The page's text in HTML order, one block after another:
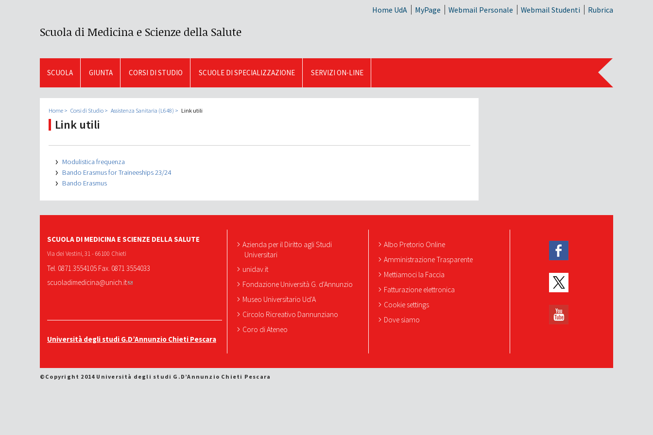
Scuola di Medicina e Scienze della Salute
Home UdA MyPage Webmail Personale Webmail Studenti Rubrica
SCUOLA GIUNTA CORSI DI STUDIO SCUOLE DI SPECIALIZZAZIONE SERVIZI ON-LINE
Home Corsi di Studio Assistenza Sanitaria (L648) Link utili
Link utili
Modulistica frequenza
Bando Erasmus for Traineeships 23/24
Bando Erasmus
SCUOLA DI MEDICINA E SCIENZE DELLA SALUTE
Via dei Vestini, 31 - 66100 Chieti
Tel. 0871.3554105 Fax. 0871 3554033
scuoladimedicina@unich.it
Università degli studi G.D’Annunzio Chieti Pescara
Azienda per il Diritto agli Studi
Universitari
unidav.it
Fondazione Università G. d'Annunzio
Museo Universitario Ud'A
Circolo Ricreativo Dannunziano
Coro di Ateneo
Albo Pretorio Online
Amministrazione Trasparente
Mettiamoci la Faccia
Fatturazione elettronica
Cookie settings
Dove siamo
©Copyright 2014 Università degli studi G.D’Annunzio Chieti Pescara